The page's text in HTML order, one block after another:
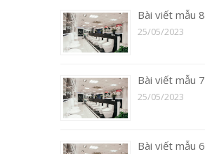
Bài viết mẫu 8
25/05/2023
Bài viết mẫu 7
25/05/2023
Bài viết mẫu 6